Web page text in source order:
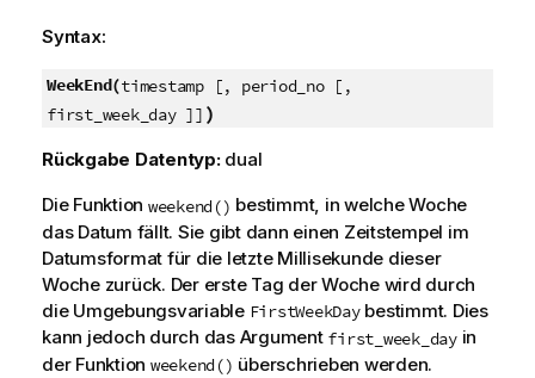
Syntax:
WeekEnd(timestamp [, period_no [,
first_week_day ]] )
Rückgabe Datentyp: dual
Die Funktion weekend() bestimmt, in welche Woche
das Datum fällt. Sie gibt dann einen Zeitstempel im
Datumsformat für die letzte Millisekunde dieser
Woche zurück. Der erste Tag der Woche wird durch
die Umgebungsvariable FirstWeekDaybestimmt. Dies
kann jedoch durch das Argument first_week_dayin
der Funktion weekend() überschrieben werden.